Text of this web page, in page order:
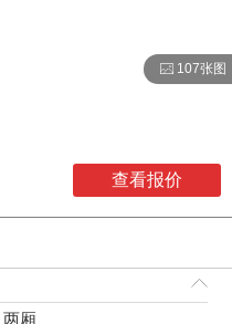
107张图
查看报价
两厢